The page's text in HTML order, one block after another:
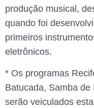
produção musical,
quando foi
primeiros
eletrônicos.
* Os programas
Batucada, Samba
serão veiculados